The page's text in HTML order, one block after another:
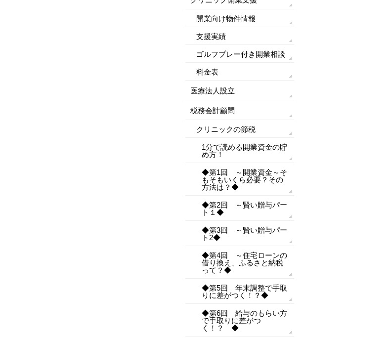
開業向け物件情報
支援実績
ゴルフプレー付き開業相談
料金表
医療法人設立
税務会計顧問
クリニックの節税
1分で読める開業資金の貯
め方！
◆第1回 ～開業資金～そ
もそもいくら必要？その
方法は？◆
◆第2回 ～賢い贈与パー
ト１◆
◆第3回 ～賢い贈与パー
ト2◆
◆第4回 ～住宅ローンの
借り換え、ふるさと納税
って？◆
◆第5回 年末調整で手取
りに差がつく！？◆
◆第6回 給与のもらい方
で手取りに差がつ
く！？ ◆